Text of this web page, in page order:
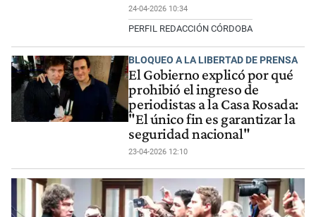
24-04-2026 10:34
PERFIL REDACCIÓN CÓRDOBA
BLOQUEO A LA LIBERTAD DE PRENSA
El Gobierno explicó por qué
prohibió el ingreso de
periodistas a la Casa Rosada:
"El único fin es garantizar la
seguridad nacional"
23-04-2026 12:10